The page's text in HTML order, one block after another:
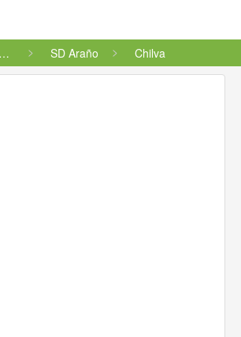
Fase de Ascenso Grupo 1 Santia... SD Araño Chilva